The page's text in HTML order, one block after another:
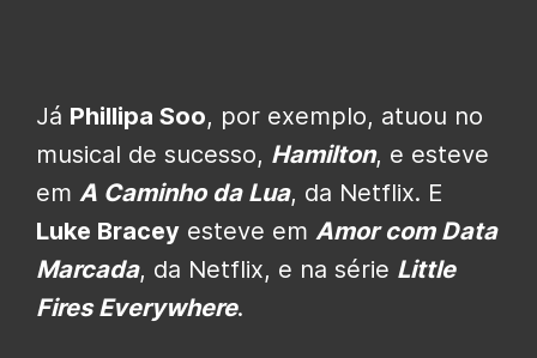
Já Phillipa Soo, por exemplo, atuou no
musical de sucesso, Hamilton, e esteve
em A Caminho da Lua, da Netflix. E
Luke Bracey esteve em Amor com Data
Marcada, da Netflix, e na série Little
Fires Everywhere.